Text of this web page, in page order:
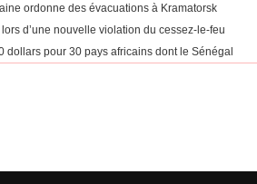
ordonne des évacuations à Kramatorsk
d’une nouvelle violation du cessez-le-feu
dollars pour 30 pays africains dont le Sénégal